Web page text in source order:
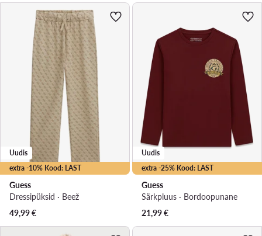
extra -10% Kood: LAST
Uudis
Guess
Dressipüksid · Beež
49,99€
extra -25% Kood: LAST
Uudis
Guess
Särkpluus · Bordoopunane
21,99€